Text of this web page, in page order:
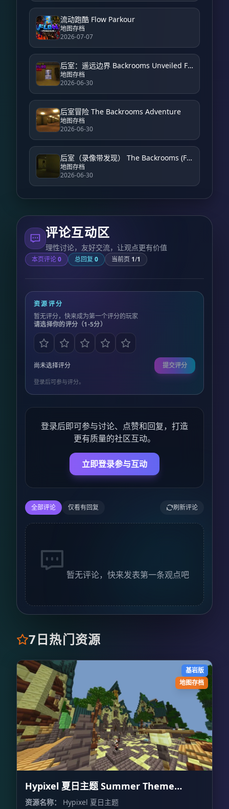
流动跑酷 Flow Parkour
地图存档
2026-07-07
后室：遥远边界 Backrooms Unveiled Farside
地图存档
2026-06-30
后室冒险 The Backrooms Adventure
地图存档
2026-06-30
后室（录像带发现） The Backrooms (Found Footage)
地图存档
2026-06-30
评论互动区
理性讨论，友好交流，让观点更有价值
本页评论0 总回复 0 当前页 1/1
资源评分
暂无评分，快来成为第一个评分的玩家
请选择你的评分（1-5分）
尚未选择评分 提交评分
登录后可参与评分。
登录后即可参与讨论、点赞和回复，打造
更有质量的社区互动。
立即登录参与互动
全部评论 仅看有回复 刷新评论
暂无评论，快来发表第一条观点吧
7日热门资源
基岩版
地图存档
Hypixel 夏日主题 Summer Theme
Hypixel
资源名称：
Hypixel 夏日主题